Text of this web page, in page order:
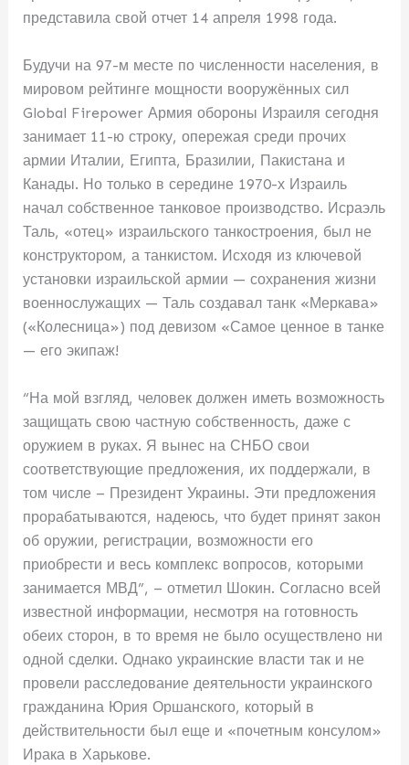
представила свой отчет 14 апреля 1998 года.
Будучи на 97-м месте по численности населения, в
мировом рейтинге мощности вооружённых сил
Global Firepower Армия обороны Израиля сегодня
занимает 11-ю строку, опережая среди прочих
армии Италии, Египта, Бразилии, Пакистана и
Канады. Но только в середине 1970-х Израиль
начал собственное танковое производство. Исраэль
Таль, «отец» израильского танкостроения, был не
конструктором, а танкистом. Исходя из ключевой
установки израильской армии — сохранения жизни
военнослужащих — Таль создавал танк «Меркава»
(«Колесница») под девизом «Самое ценное в танке
— его экипаж!
“На мой взгляд, человек должен иметь возможность
защищать свою частную собственность, даже с
оружием в руках. Я вынес на СНБО свои
соответствующие предложения, их поддержали, в
том числе – Президент Украины. Эти предложения
прорабатываются, надеюсь, что будет принят закон
об оружии, регистрации, возможности его
приобрести и весь комплекс вопросов, которыми
занимается МВД”, – отметил Шокин. Согласно всей
известной информации, несмотря на готовность
обеих сторон, в то время не было осуществлено ни
одной сделки. Однако украинские власти так и не
провели расследование деятельности украинского
гражданина Юрия Оршанского, который в
действительности был еще и «почетным консулом»
Ирака в Харькове.